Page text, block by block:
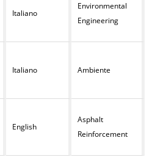
Italiano
Environmental
Engineering
Italiano Ambiente
English
Asphalt
Reinforcement